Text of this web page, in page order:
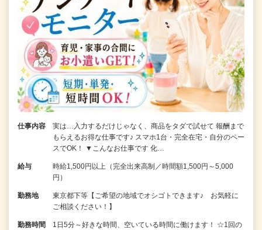
仕事内容
実は…入力するだけじゃなく、商品をタダで試せて 報酬まで
もらえるお得な仕事です♪ スマホ1台・完全在宅・自分のペー
スでOK！ ▼こんなお仕事です 化…
給与
時給1,500円以上（完全出来高制／時間額1,500円～5,000
円）
勤務地
東京都下等【ご希望の地域でオシゴトできます♪ お気軽に
ご相談ください！】
勤務時間
1日5分～好きな時間、空いている時間に働けます！ ☆1回の